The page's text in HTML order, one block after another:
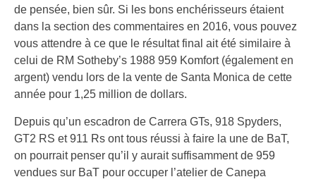
de pensée, bien sûr. Si les bons enchérisseurs étaient
dans la section des commentaires en 2016, vous pouvez
vous attendre à ce que le résultat final ait été similaire à
celui de RM Sotheby’s 1988 959 Komfort (également en
argent) vendu lors de la vente de Santa Monica de cette
année pour 1,25 million de dollars.
Depuis qu’un escadron de Carrera GTs, 918 Spyders,
GT2 RS et 911 Rs ont tous réussi à faire la une de BaT,
on pourrait penser qu’il y aurait suffisamment de 959
vendues sur BaT pour occuper l’atelier de Canepa